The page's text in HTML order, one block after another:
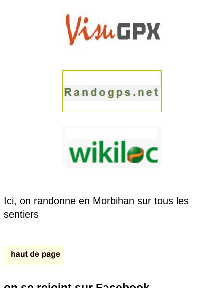
Ici, on randonne en Morbihan sur tous les
sentiers